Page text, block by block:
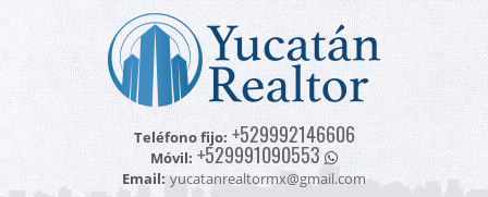
Teléfono fijo: +529992146606
Móvil: +529991090553
Email: yucatanrealtormx@gmail.com